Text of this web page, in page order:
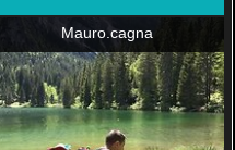
Mauro.cagna